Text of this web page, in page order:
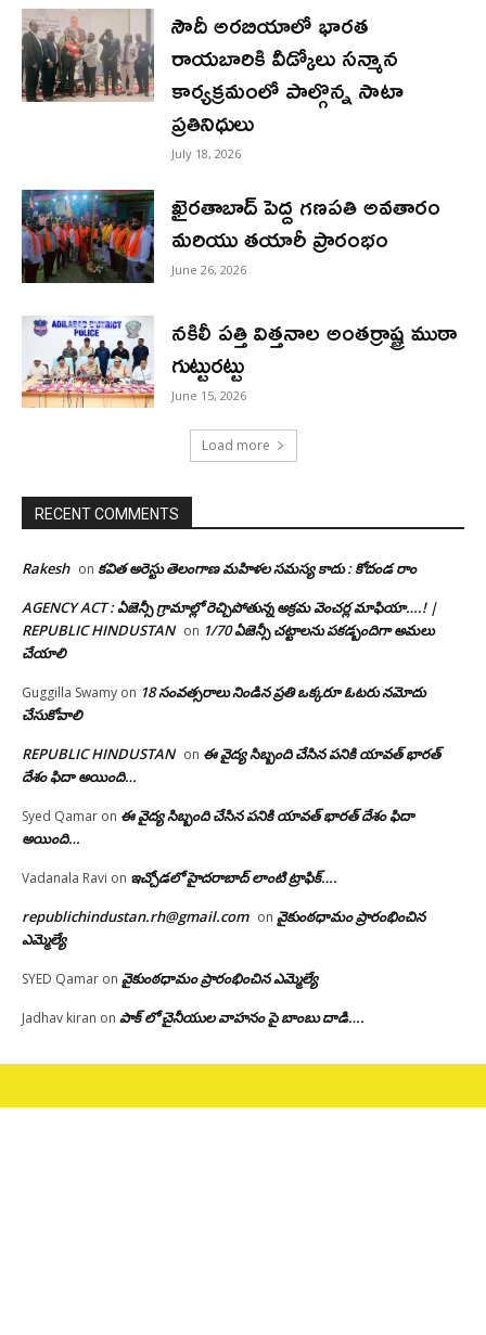
సౌదీ అరబియాలో భారత
రాయబారికి వీడ్కోలు సన్మాన
కార్యక్రమంలో పాల్గొన్న సాటా
ప్రతినిధులు
July 18, 2026
ఖైరతాబాద్ పెద్ద గణపతి అవతారం
మరియు తయారీ ప్రారంభం
June 26, 2026
నకిలీ పత్తి విత్తనాల అంతర్రాష్ట్ర ముఠా
గుట్టురట్టు
June 15, 2026
Load more
RECENT COMMENTS
Rakesh on కవిత అరెస్టు తెలంగాణ మహిళల సమస్య కాదు : కోదండ రాం
AGENCY ACT : ఏజెన్సీ గ్రామాల్లో రెచ్చిపోతున్న అక్రమ వెంచర్ల మాఫియా….! |
REPUBLIC HINDUSTAN on 1/70 ఏజెన్సీ చట్టాలను పకడ్బందిగా అమలు
చేయాలి
Guggilla Swamy on 18 సంవత్సరాలు నిండిన ప్రతి ఒక్కరూ ఓటరు నమోదు
చేసుకోవాలి
REPUBLIC HINDUSTAN on ఈ వైద్య సిబ్బంది చేసిన పనికి యావత్ భారత్
దేశం ఫిదా అయింది…
Syed Qamar on ఈ వైద్య సిబ్బంది చేసిన పనికి యావత్ భారత్ దేశం ఫిదా
అయింది…
Vadanala Ravi on ఇచ్చోడలో హైదరాబాద్ లాంటి ట్రాఫిక్….
republichindustan.rh@gmail.com on వైకుంఠధామం ప్రారంభించిన
ఎమ్మెల్యే
SYED Qamar on వైకుంఠధామం ప్రారంభించిన ఎమ్మెల్యే
Jadhav kiran on పాక్ లో చైనీయుల వాహనం పై బాంబు దాడి….